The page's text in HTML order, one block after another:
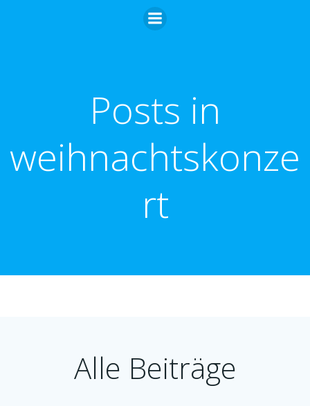
Zum
Inhalt
Posts in
weihnachtskonze
rt
Alle Beiträge